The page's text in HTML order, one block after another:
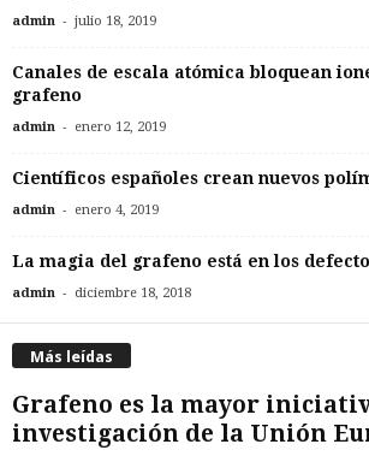
admin - julio 18, 2019
Canales de escala atómica bloquean
grafeno
admin - enero 12, 2019
Científicos españoles crean nuevos
admin - enero 4, 2019
La magia del grafeno está en los
admin - diciembre 18, 2018
Más leídas
Grafeno es la mayor
investigación de la Unión